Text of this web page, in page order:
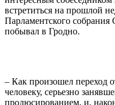
встретиться на прошлой
Парламентского
побывал в Гродно.
– Как произошел переход
человеку, серьезно
продюсированием, и,